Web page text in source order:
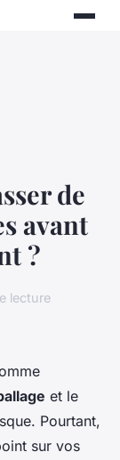
de
avant
?
lecture
et le
Pourtant,
sur vos